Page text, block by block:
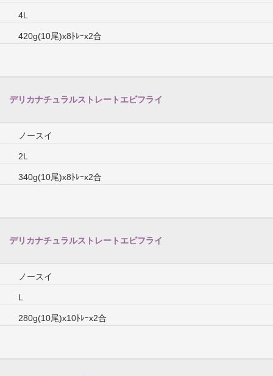
4L
420g(10尾)x8ﾄﾚｰx2合
デリカナチュラルストレートエビフライ
ノースイ
2L
340g(10尾)x8ﾄﾚｰx2合
デリカナチュラルストレートエビフライ
ノースイ
L
280g(10尾)x10ﾄﾚｰx2合